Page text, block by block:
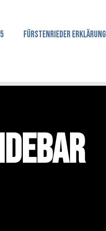
Fürstenrieder Erklärung